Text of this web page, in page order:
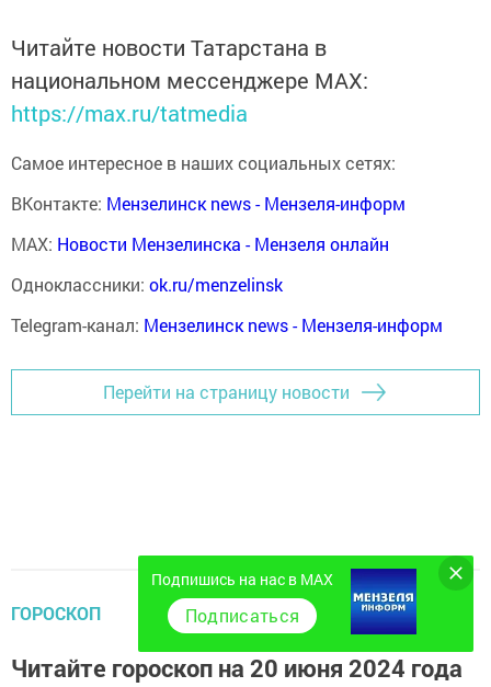
Читайте новости Татарстана в
национальном мессенджере MАХ:
https://max.ru/tatmedia
Самое интересное в наших социальных сетях:
ВКонтакте: Мензелинск news - Мензеля-информ
MAX: Новости Мензелинска - Мензеля онлайн
Одноклассники: ok.ru/menzelinsk
Telegram-канал: Мензелинск news - Мензеля-информ
Перейти на страницу новости
ГОРОСКОП
Читайте гороскоп на 20 июня 2024 года
Подпишись на нас в MAX
Подписаться